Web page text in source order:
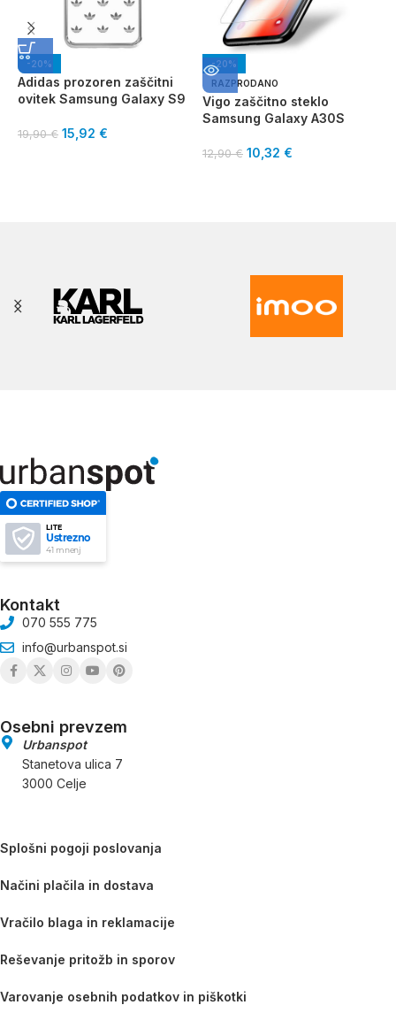
-20%
Adidas prozoren zaščitni
ovitek Samsung Galaxy S9
19,90€ 15,92 €
-20%
RAZPRODANO
Vigo zaščitno steklo
Samsung Galaxy A30S
12,90€ 10,32 €
LITE
Ustrezno
41 mnenj
Kontakt
070 555 775
info@urbanspot.si
Osebni prevzem
Urbanspot
Stanetova ulica 7
3000 Celje
Splošni pogoji poslovanja
Načini plačila in dostava
Vračilo blaga in reklamacije
Reševanje pritožb in sporov
Varovanje osebnih podatkov in piškotki